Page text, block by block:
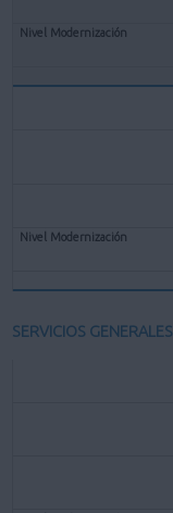
SERVICIOS GENERALES